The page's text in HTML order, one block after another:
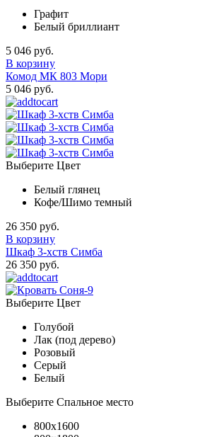
Графит
Белый бриллиант
5 046 руб.
В корзину
Комод МК 803 Мори
5 046 руб.
Выберите Цвет
Белый глянец
Кофе/Шимо темный
26 350 руб.
В корзину
Шкаф 3-хств Симба
26 350 руб.
Выберите Цвет
Голубой
Лак (под дерево)
Розовый
Серый
Белый
Выберите Спальное место
800x1600